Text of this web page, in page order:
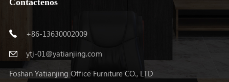
Contáctenos
+86-13630002009
ytj-01@yatianjing.com
Foshan Yatianjing Office Furniture CO., LTD